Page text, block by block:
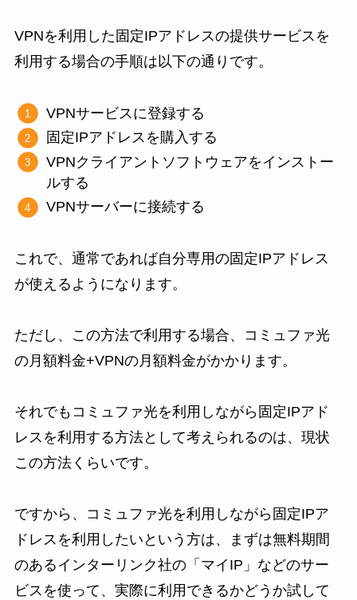
VPNを利用した固定IPアドレスの提供サービスを
利用する場合の手順は以下の通りです。
VPNサービスに登録する
固定IPアドレスを購入する
VPNクライアントソフトウェアをインストー
ルする
VPNサーバーに接続する
これで、通常であれば自分専用の固定IPアドレス
が使えるようになります。
ただし、この方法で利用する場合、コミュファ光
の月額料金+VPNの月額料金がかかります。
それでもコミュファ光を利用しながら固定IPアド
レスを利用する方法として考えられるのは、現状
この方法くらいです。
ですから、コミュファ光を利用しながら固定IPア
ドレスを利用したいという方は、まずは無料期間
のあるインターリンク社の「マイIP」などのサー
ビスを使って、実際に利用できるかどうか試して